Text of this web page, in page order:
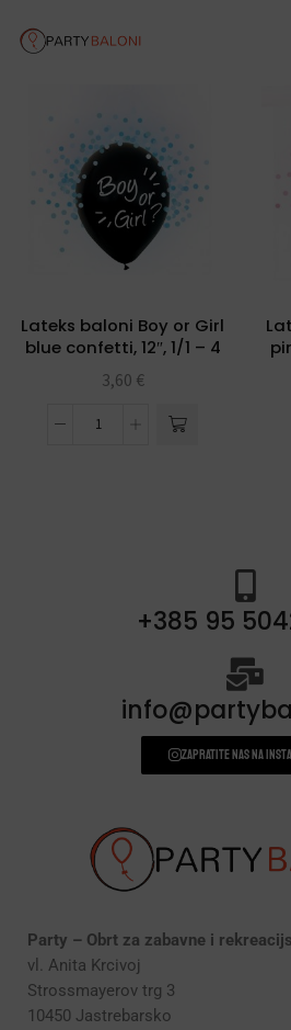
Lateks baloni Boy or Girl
blue confetti, 12″, 1/1 – 4
kom
3,60 €
+385 95
Zapratite nas na
Party – Obrt za zabavne i
vl. Anita Krcivoj
Strossmayerov trg 3
10450 Jastrebarsko